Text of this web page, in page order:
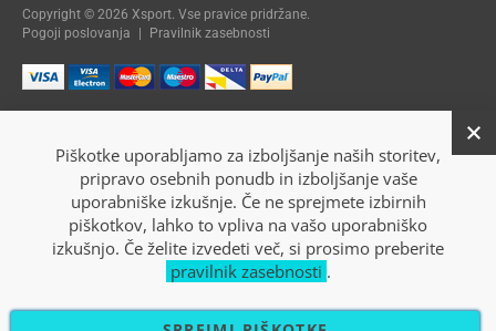
Copyright © 2026 Xsport. Vse pravice pridržane.
Pogoji poslovanja
| Pravilnik zasebnosti
Piškotke uporabljamo za izboljšanje naših storitev,
pripravo osebnih ponudb in izboljšanje vaše
uporabniške izkušnje. Če ne sprejmete izbirnih
piškotkov, lahko to vpliva na vašo uporabniško
izkušnjo. Če želite izvedeti več, si prosimo preberite
pravilnik zasebnosti .